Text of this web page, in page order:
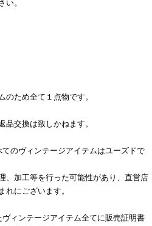
い。
のため全て１点物です。
品交換は致しかねます。
のヴィンテージアイテムはユーズドで
、加工等を行った可能性があり、直営店
れにございます。
ィンテージアイテム全てに販売証明書